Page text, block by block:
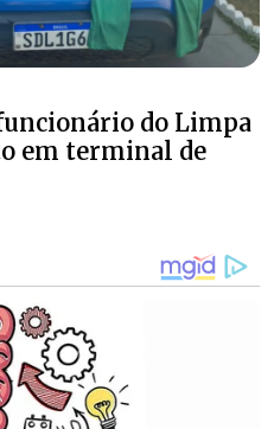
do Limpa
em terminal de